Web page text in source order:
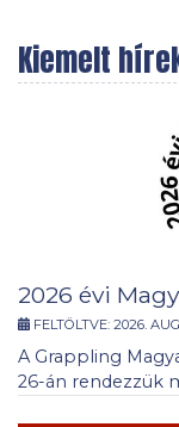
Kiemelt
2026 évi
FELTÖLTVE: 2026.
A Grappling
26-án rendezzük